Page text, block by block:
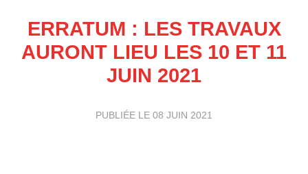
ERRATUM : LES TRAVAUX
AURONT LIEU LES 10 ET 11
JUIN 2021
PUBLIÉE LE 08 JUIN 2021